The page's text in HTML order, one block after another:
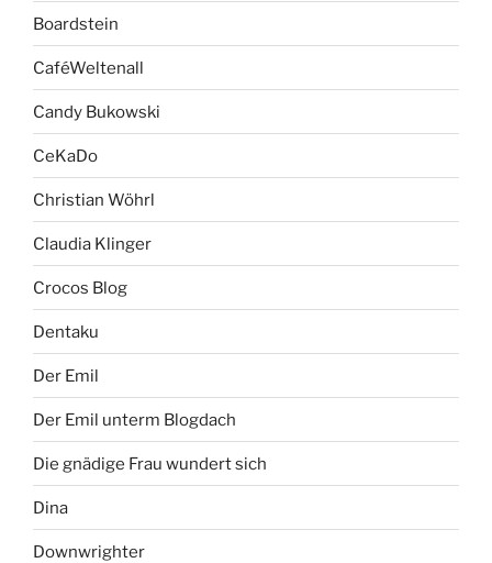
Boardstein
CaféWeltenall
Candy Bukowski
CeKaDo
Christian Wöhrl
Claudia Klinger
Crocos Blog
Dentaku
Der Emil
Der Emil unterm Blogdach
Die gnädige Frau wundert sich
Dina
Downwrighter